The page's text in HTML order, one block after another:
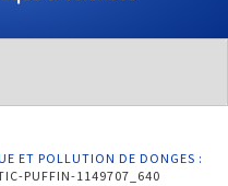
ET POLLUTION DE DONGES :
PUFFIN-1149707_640